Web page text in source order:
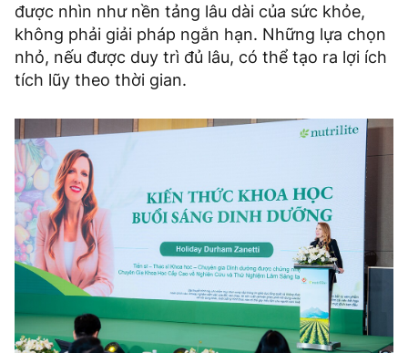
được nhìn như nền tảng lâu dài của sức khỏe,
không phải giải pháp ngắn hạn. Những lựa chọn
nhỏ, nếu được duy trì đủ lâu, có thể tạo ra lợi ích
tích lũy theo thời gian.